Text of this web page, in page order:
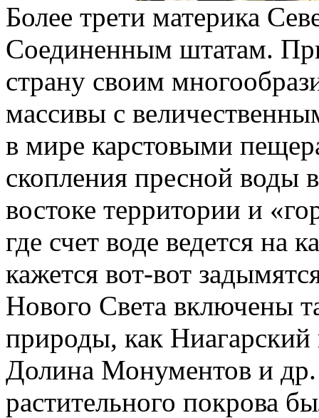
Более трети материка
Соединенным штатам.
страну своим
массивы с
в мире карстовыми
скопления пресной воды
востоке территории и
где счет воде ведется на
кажется вот-вот
Нового Света включены
природы, как
Долина Монументов и
растительного покрова